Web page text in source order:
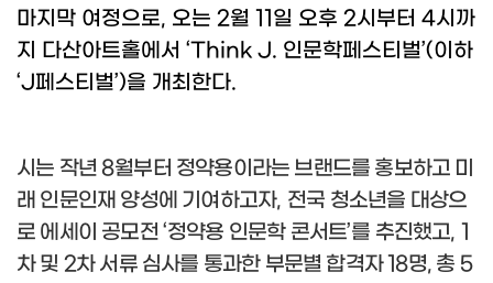
마지막 여정으로, 오는 2월 11 일 오후 2시부터 4시까
지 다산아트홀에서 ‘Think J. 인문학페스티벌’(이하
‘J페스티벌’)을 개최한다.
시는 작년8월부터 정약용이라는 브랜드를 홍보하고 미
래 인문인재 양성에 기여하고자, 전국 청소년을 대상으
로 에세이 공모전‘정약용 인문학 콘서트’를 추진했고,1
차 및 2차 서류 심사를 통과한 부문별 합격자18명, 총 5